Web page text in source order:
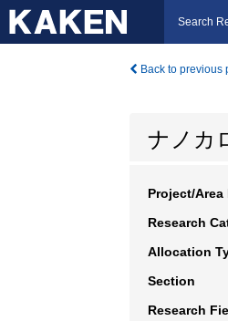
Search
Back to previous
ナノカ
Project/Area
Research
Allocation
Section
Research